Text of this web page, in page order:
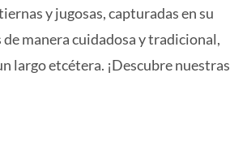
y jugosas, capturadas en su
manera cuidadosa y tradicional,
largo etcétera. ¡Descubre nuestras